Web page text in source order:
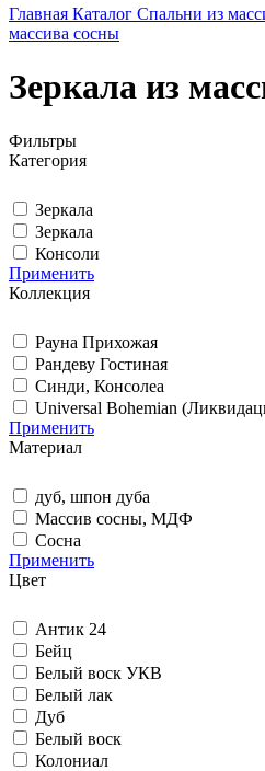
Главная Каталог Спальни из
массива сосны
Зеркала из
Фильтры
Категория
Зеркала
Зеркала
Консоли
Применить
Коллекция
Рауна Прихожая
Рандеву Гостиная
Синди, Консолеа
Universal Bohemian
Применить
Материал
дуб, шпон дуба
Массив сосны, МДФ
Сосна
Применить
Цвет
Антик 24
Бейц
Белый воск УКВ
Белый лак
Дуб
Белый воск
Колониал